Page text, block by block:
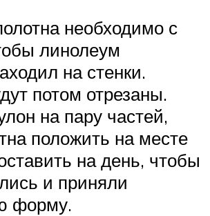
необходимо с
линолеум
на стенки.
потом отрезаны.
на пару частей,
положить на месте
на день, чтобы
и приняли
форму.